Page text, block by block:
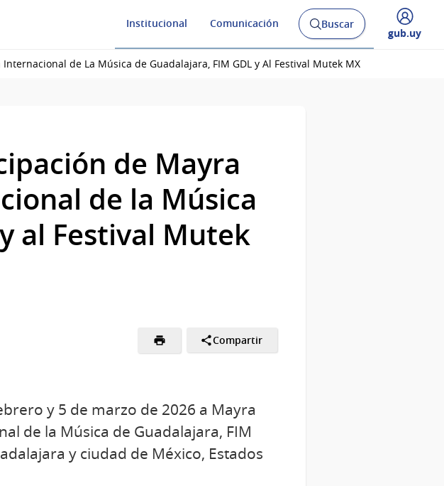
Institucional Comunicación
Abrir
buscador
y
Buscar
Desplegar
gub.uy
de La Música de Guadalajara, FIM GDL y Al Festival Mutek MX
de Mayra
de la Música
al Festival Mutek
Compartir
y 5 de marzo de 2026 a Mayra
de la Música de Guadalajara, FIM
y ciudad de México, Estados